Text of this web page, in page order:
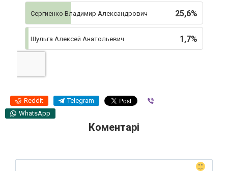
25,6%
Сергиенко Владимир Александрович
1,7%
Шульга Алексей Анатольевич
Reddit Telegram
WhatsApp
Коментарі